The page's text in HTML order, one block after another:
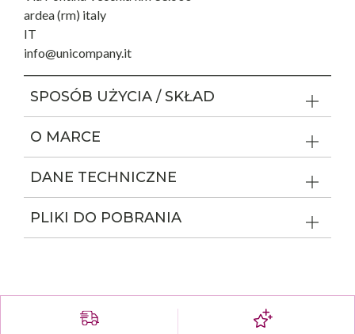
ardea (rm) italy
IT
info@unicompany.it
SPOSÓB UŻYCIA / SKŁAD
O MARCE
DANE TECHNICZNE
PLIKI DO POBRANIA